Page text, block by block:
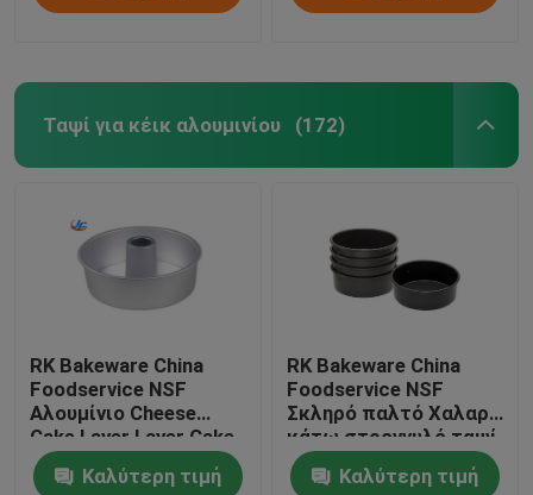
Ταψί για κέικ αλουμινίου (172)
RK Bakeware China
Foodservice NSF
Αλουμίνιο Cheese
Cake Layer Layer Cake
Pan Ring For Cake Pan
Καλύτερη τιμή
RK Bakeware China
Foodservice NSF
Σκληρό παλτό Χαλαρό
κάτω στρογγυλό ταψί
αλουμινίου για
cheesecake σιφόν
Καλύτερη τιμή